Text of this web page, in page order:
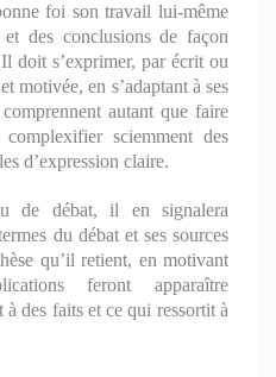
foi son travail lui-même
des conclusions de façon
doit s’exprimer, par écrit ou
motivée, en s’adaptant à ses
autant que faire
sciemment des
d’expression claire.
de débat, il en signalera
du débat et ses sources
qu’il retient, en motivant
feront apparaître
des faits et ce qui ressortit à